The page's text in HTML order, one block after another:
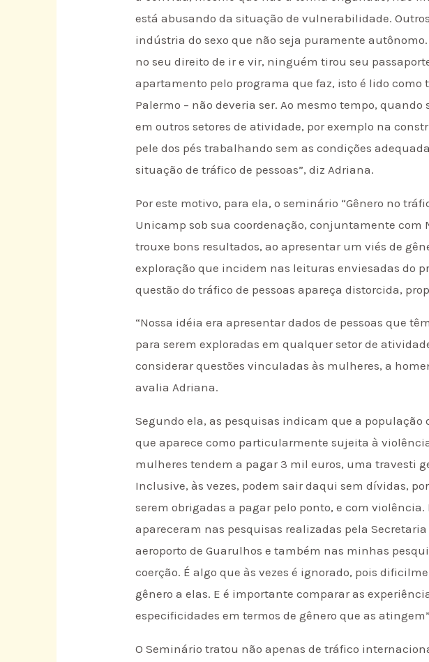
está abusando da situação de vulnerabilidade.
indústria do sexo que não seja puramente
no seu direito de ir e vir, ninguém tirou seu
apartamento pelo programa que faz, isto é lido
Palermo – não deveria ser. Ao mesmo tempo,
em outros setores de atividade, por exemplo na
pele dos pés trabalhando sem as condições
situação de tráfico de pessoas”, diz Adriana.
Por este motivo, para ela, o seminário “Gênero no
Unicamp sob sua coordenação, conjuntamente com
trouxe bons resultados, ao apresentar um viés de
exploração que incidem nas leituras enviesadas do
questão do tráfico de pessoas apareça distorcida,
“Nossa idéia era apresentar dados de pessoas que
para serem exploradas em qualquer setor de
considerar questões vinculadas às mulheres, a
avalia Adriana.
Segundo ela, as pesquisas indicam que a população
que aparece como particularmente sujeita à
mulheres tendem a pagar 3 mil euros, uma travesti
Inclusive, às vezes, podem sair daqui sem dívidas,
serem obrigadas a pagar pelo ponto, e com
apareceram nas pesquisas realizadas pela
aeroporto de Guarulhos e também nas minhas
coerção. É algo que às vezes é ignorado, pois
gênero a elas. E é importante comparar as
especificidades em termos de gênero que as
O Seminário tratou não apenas de tráfico